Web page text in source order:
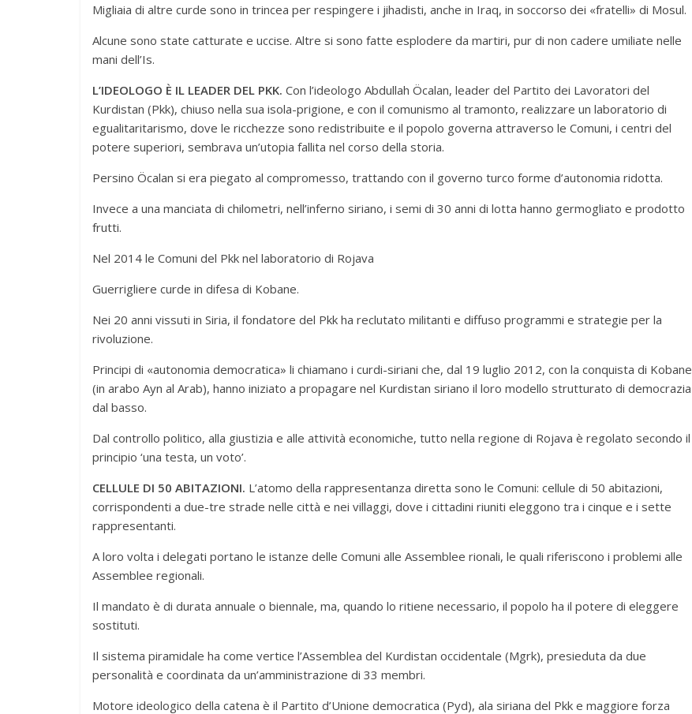
Migliaia di altre curde sono in trincea per respingere i jihadisti, anche in Iraq, in soccorso dei «fratelli» di Mosul.
Alcune sono state catturate e uccise. Altre si sono fatte esplodere da martiri, pur di non cadere umiliate nelle
mani dell’Is.
L’IDEOLOGO È IL LEADER DEL PKK. Con l’ideologo Abdullah Öcalan, leader del Partito dei Lavoratori del
Kurdistan (Pkk), chiuso nella sua isola-prigione, e con il comunismo al tramonto, realizzare un laboratorio di
egualitaritarismo, dove le ricchezze sono redistribuite e il popolo governa attraverso le Comuni, i centri del
potere superiori, sembrava un’utopia fallita nel corso della storia.
Persino Öcalan si era piegato al compromesso, trattando con il governo turco forme d’autonomia ridotta.
Invece a una manciata di chilometri, nell’inferno siriano, i semi di 30 anni di lotta hanno germogliato e prodotto
frutti.
Nel 2014 le Comuni del Pkk nel laboratorio di Rojava
Guerrigliere curde in difesa di Kobane.
Nei 20 anni vissuti in Siria, il fondatore del Pkk ha reclutato militanti e diffuso programmi e strategie per la
rivoluzione.
Principi di «autonomia democratica» li chiamano i curdi-siriani che, dal 19 luglio 2012, con la conquista di Kobane
(in arabo Ayn al Arab), hanno iniziato a propagare nel Kurdistan siriano il loro modello strutturato di democrazia
dal basso.
Dal controllo politico, alla giustizia e alle attività economiche, tutto nella regione di Rojava è regolato secondo il
principio ‘una testa, un voto’.
CELLULE DI 50 ABITAZIONI. L’atomo della rappresentanza diretta sono le Comuni: cellule di 50 abitazioni,
corrispondenti a due-tre strade nelle città e nei villaggi, dove i cittadini riuniti eleggono tra i cinque e i sette
rappresentanti.
A loro volta i delegati portano le istanze delle Comuni alle Assemblee rionali, le quali riferiscono i problemi alle
Assemblee regionali.
Il mandato è di durata annuale o biennale, ma, quando lo ritiene necessario, il popolo ha il potere di eleggere
sostituti.
Il sistema piramidale ha come vertice l’Assemblea del Kurdistan occidentale (Mgrk), presieduta da due
personalità e coordinata da un’amministrazione di 33 membri.
Motore ideologico della catena è il Partito d’Unione democratica (Pyd), ala siriana del Pkk e maggiore forza